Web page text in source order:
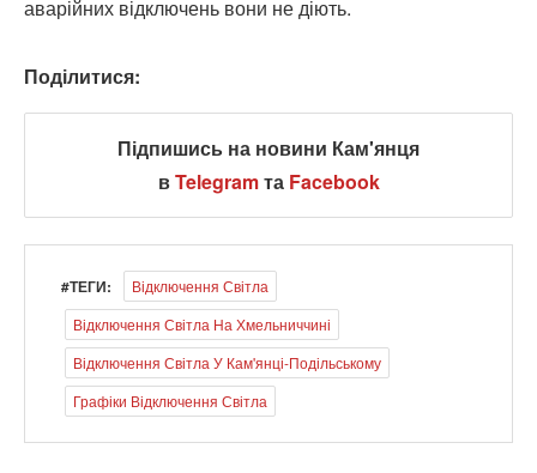
аварійних відключень вони не діють.
Поділитися:
Підпишись на новини Кам'янця
вTelegramта Facebook
#ТЕГИ:
Відключення Світла
Відключення Світла На Хмельниччині
Відключення Світла У Кам'янці-Подільському
Графіки Відключення Світла